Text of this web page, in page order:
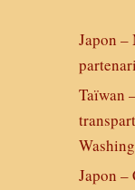
Japon –
Taïwan
Japon –